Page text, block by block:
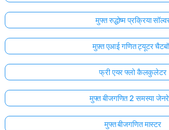
मुफ्त रुद्धोष्म प्रक्रिया
मुफ़्त एआई गणित ट्यूटर
फ्री एयर फ्लो कैलकुलेटर
मुफ्त बीजगणित 2 समस्या
मुफ्त बीजगणित मास्टर